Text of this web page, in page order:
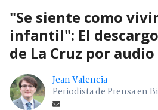
"Se siente como
infantil": El
de La Cruz por
Jean Valencia
Periodista de Prensa en